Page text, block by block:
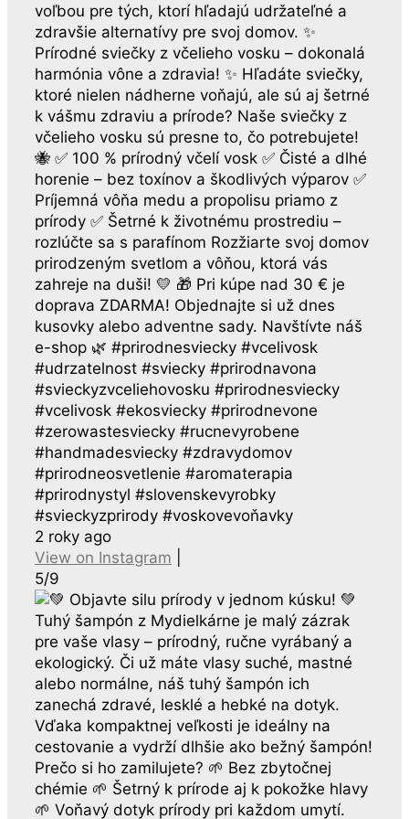
voľbou pre tých, ktorí hľadajú udržateľné a
zdravšie alternatívy pre svoj domov. ✨
Prírodné sviečky z včelieho vosku – dokonalá
harmónia vône a zdravia! ✨ Hľadáte sviečky,
ktoré nielen nádherne voňajú, ale sú aj šetrné
k vášmu zdraviu a prírode? Naše sviečky z
včelieho vosku sú presne to, čo potrebujete!
🐝 ✅ 100 % prírodný včelí vosk ✅ Čisté a dlhé
horenie – bez toxínov a škodlivých výparov ✅
Príjemná vôňa medu a propolisu priamo z
prírody ✅ Šetrné k životnému prostrediu –
rozlúčte sa s parafínom Rozžiarte svoj domov
prirodzeným svetlom a vôňou, ktorá vás
zahreje na duši! 💛 🎁 Pri kúpe nad 30 € je
doprava ZDARMA! Objednajte si už dnes
kusovky alebo adventne sady. Navštívte náš
e-shop 🌿 #prirodnesviecky #vcelivosk
#udrzatelnost #sviecky #prirodnavona
#svieckyzvceliehovosku #prirodnesviecky
#vcelivosk #ekosviecky #prirodnevone
#zerowastesviecky #rucnevyrobene
#handmadesviecky #zdravydomov
#prirodneosvetlenie #aromaterapia
#prirodnystyl #slovenskevyrobky
#svieckyzprirody #voskovevoňavky
2 roky ago
View on Instagram
5/9